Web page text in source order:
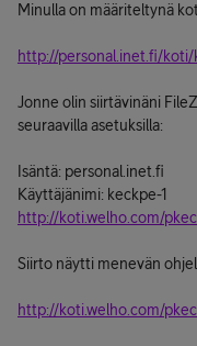
Minulla on määriteltynä
http://personal.inet.fi/
Jonne olin siirtävinäni
seuraavilla asetuksilla:
Isäntä: personal.inet.fi
Käyttäjänimi: keckpe-1
http://koti.welho.com/
Siirto näytti menevän
http://koti.welho.com/